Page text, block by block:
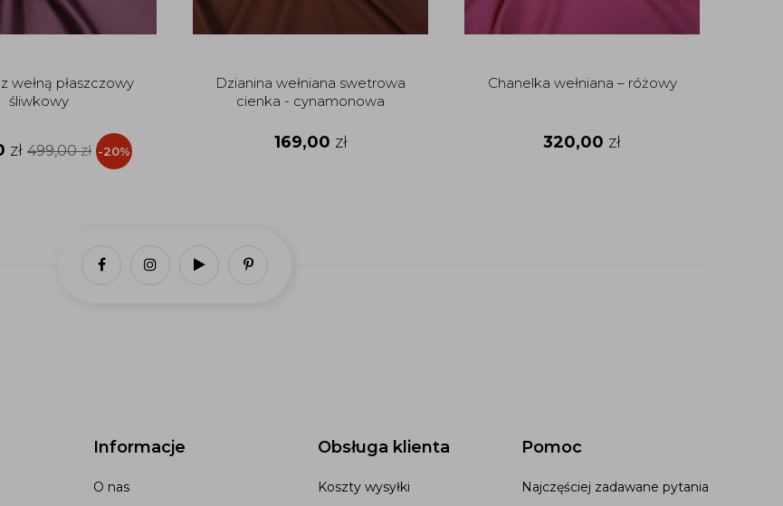
wełną płaszczowy
śliwkowy
zł 499,00zł -20%
Dzianina wełniana swetrowa
cienka - cynamonowa
169,00 zł
Chanelka wełniana – różowy
320,00 zł
Informacje
O nas
Obsługa klienta
Koszty wysyłki
Pomoc
Najczęściej zadawane pytania